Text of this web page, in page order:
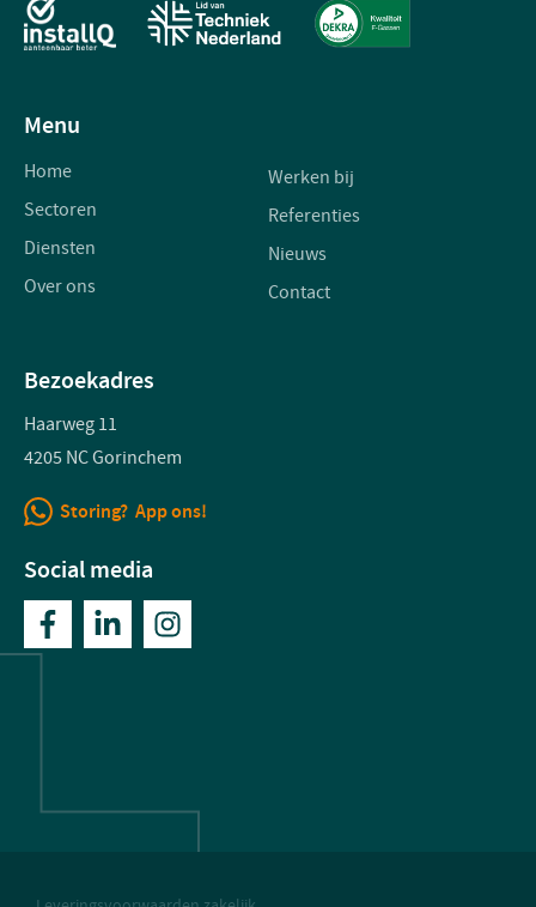
Menu
Home
Sectoren
Diensten
Over ons
Werken bij
Referenties
Nieuws
Contact
Bezoekadres
Haarweg 11
4205 NC Gorinchem
Storing? App ons!
Social media